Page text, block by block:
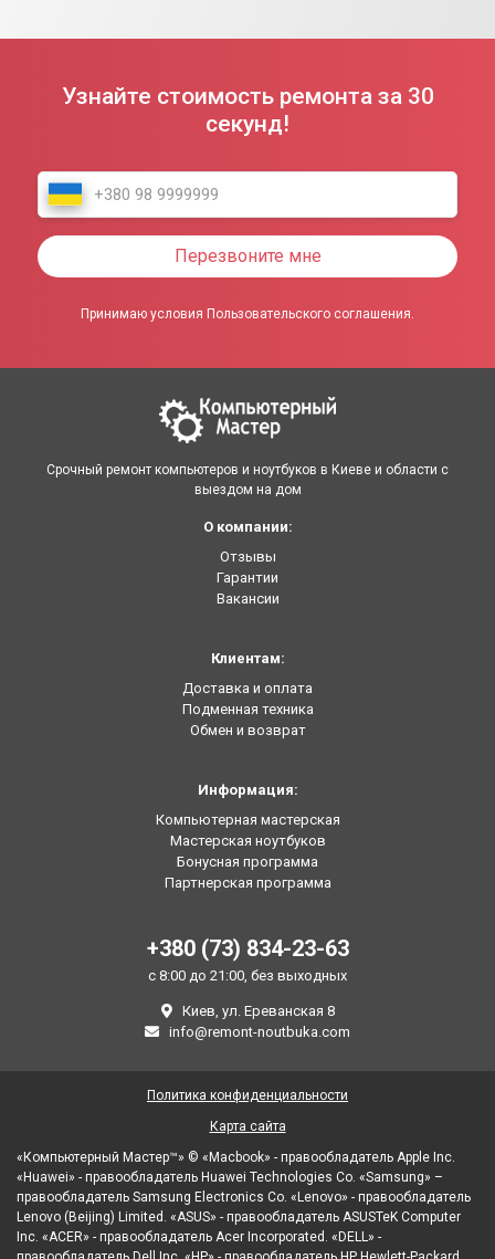
Узнайте стоимость ремонта за 30
секунд!
Перезвоните мне
Принимаю условия Пользовательского соглашения.
Срочный ремонт компьютеров и ноутбуков в Киеве и области с
выездом на дом
О компании:
Отзывы
Гарантии
Вакансии
Клиентам:
Доставка и оплата
Подменная техника
Обмен и возврат
Информация:
Компьютерная мастерская
Мастерская ноутбуков
Бонусная программа
Партнерская программа
+380 (73) 834-23-63
с 8:00 до 21:00, без выходных
Киев, ул. Ереванская 8
info@remont-noutbuka.com
«Компьютерный Мастер™» © «Macbook» - правообладатель Apple Inc.
«Huawei» - правообладатель Huawei Technologies Co. «Samsung» –
правообладатель Samsung Electronics Co. «Lenovo» - правообладатель
Lenovo (Beijing) Limited. «ASUS» - правообладатель ASUSTeK Computer
Inc. «ACER» - правообладатель Acer Incorporated. «DELL» -
Политика конфиденциальности
Карта сайта